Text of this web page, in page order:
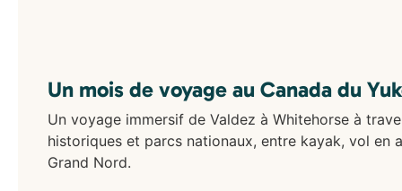
Un mois de voyage au Canada du
Un voyage immersif de Valdez à Whitehorse à
historiques et parcs nationaux, entre kayak, vol en
Grand Nord.